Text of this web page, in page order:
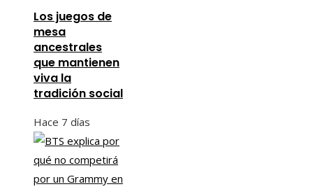
Los juegos de
mesa
ancestrales
que mantienen
viva la
tradición social
Hace 7 días